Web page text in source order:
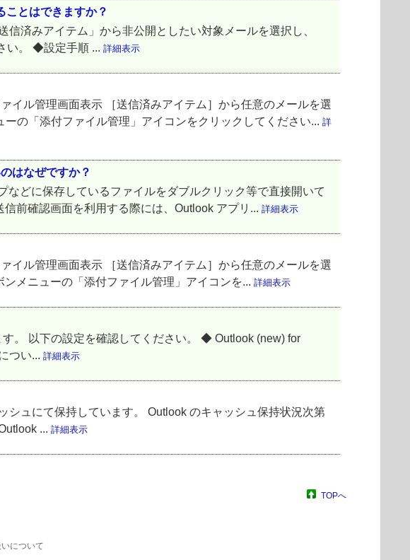
ことはできますか？
済みアイテム」から非公開としたい対象メールを選択し、
い。 ◆設定手順 ... 詳細表示
イル管理画面表示 ［送信済みアイテム］から任意のメールを選
の「添付ファイル管理」アイコンをクリックしてください... 詳
はなぜですか？
どに保存しているファイルをダブルクリック等で直接開いて
前確認画面を利用する際には、Outlook アプリ... 詳細表示
イル管理画面表示 ［送信済みアイテム］から任意のメールを選
メニューの「添付ファイル管理」アイコンを... 詳細表示
。 以下の設定を確認してください。 ◆ Outlook (new) for
つい... 詳細表示
シュにて保持しています。 Outlook のキャッシュ保持状況次第
... 詳細表示
TOPへ
について